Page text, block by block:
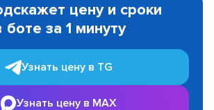
цену и сроки
за 1 минуту
Узнать цену в TG
Узнать цену в MAX